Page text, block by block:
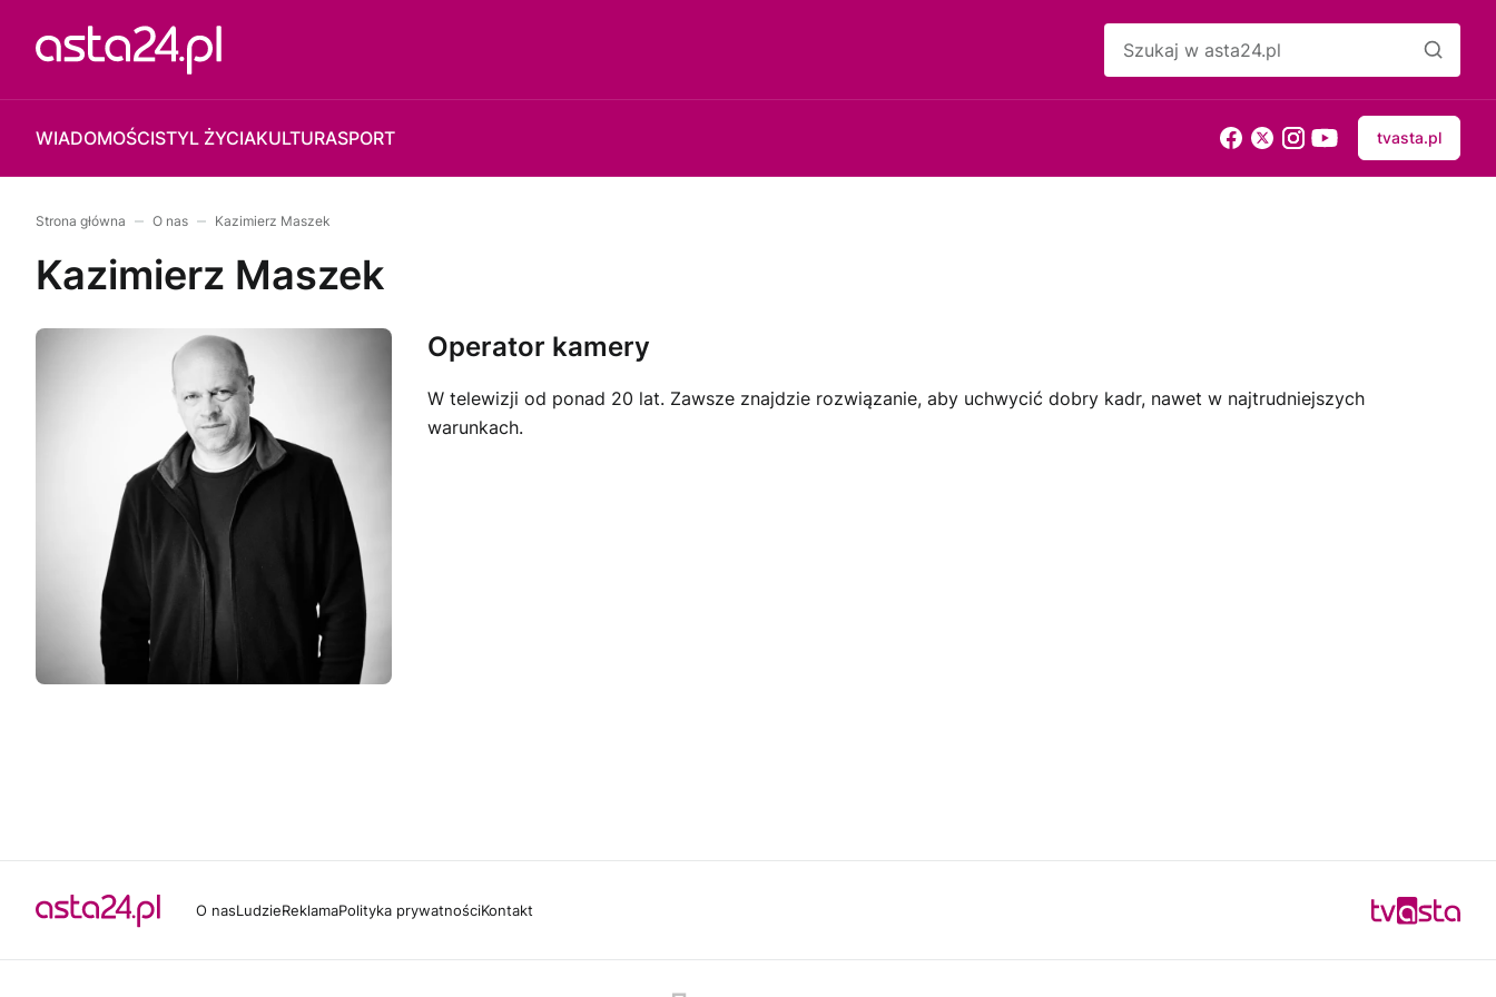
WIADOMOŚCISTYL ŻYCIAKULTURASPORT tvasta.pl
Strona główna O nas Kazimierz Maszek
Kazimierz Maszek
Operator kamery
W telewizji od ponad 20 lat. Zawsze znajdzie rozwiązanie, aby uchwycić dobry kadr, nawet w najtrudniejszych
warunkach.
O nasLudzieReklamaPolityka prywatnościKontakt